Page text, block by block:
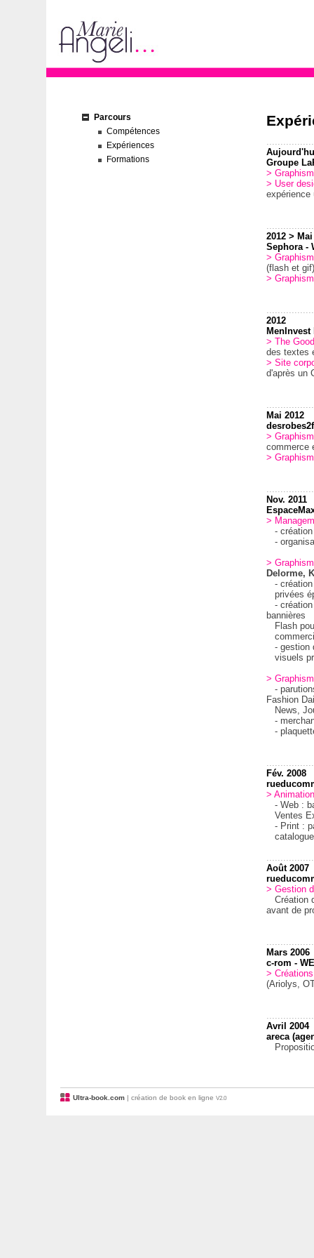
Parcours
Compétences
Expériences
Formations
Groupe
>
> User
expérience
2012 > Mai
Sephora -
>
(flash et gif)
>
2012
MenInvest
> The
des textes
> Site
d'après un
Mai 2012
>
commerce
>
Nov. 2011
>
- création
-
>
Delorme,
- création
privées
- création
bannières
Flash
- gestion
visuels
>
-
Fashion
News,
-
-
Fév. 2008
>
- Web :
Ventes
- Print :
Août 2007
> Gestion
Création
avant de
Mars 2006
c-rom -
>
(Ariolys,
Avril 2004
areca
Ultra-book.com| création de book en ligne V2.0